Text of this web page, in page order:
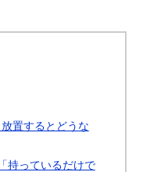
置するとどうな
持っているだけで